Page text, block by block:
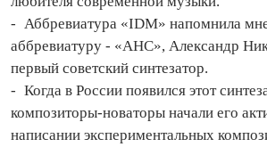
- Аббревиатура «IDM» напомнила
аббревиатуру - «АНС», Александр
первый советский синтезатор.
- Когда в России появился этот
композиторы‑новаторы начали его
написании экспериментальных